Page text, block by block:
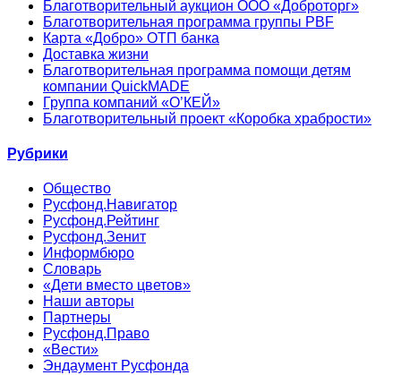
Благотворительный аукцион ООО «Доброторг»
Благотворительная программа группы PBF
Карта «Добро» ОТП банка
Доставка жизни
Благотворительная программа помощи детям
компании QuickMADE
Группа компаний «О’КЕЙ»
Благотворительный проект «Коробка храбрости»
Рубрики
Общество
Русфонд.Навигатор
Русфонд.Рейтинг
Русфонд.Зенит
Информбюро
Словарь
«Дети вместо цветов»
Наши авторы
Партнеры
Русфонд.Право
«Вести»
Эндаумент Русфонда